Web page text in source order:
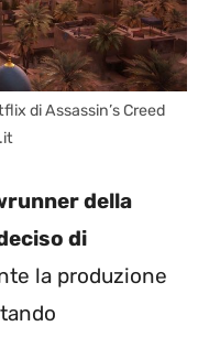
di Assassin’s Creed
della
di
la produzione